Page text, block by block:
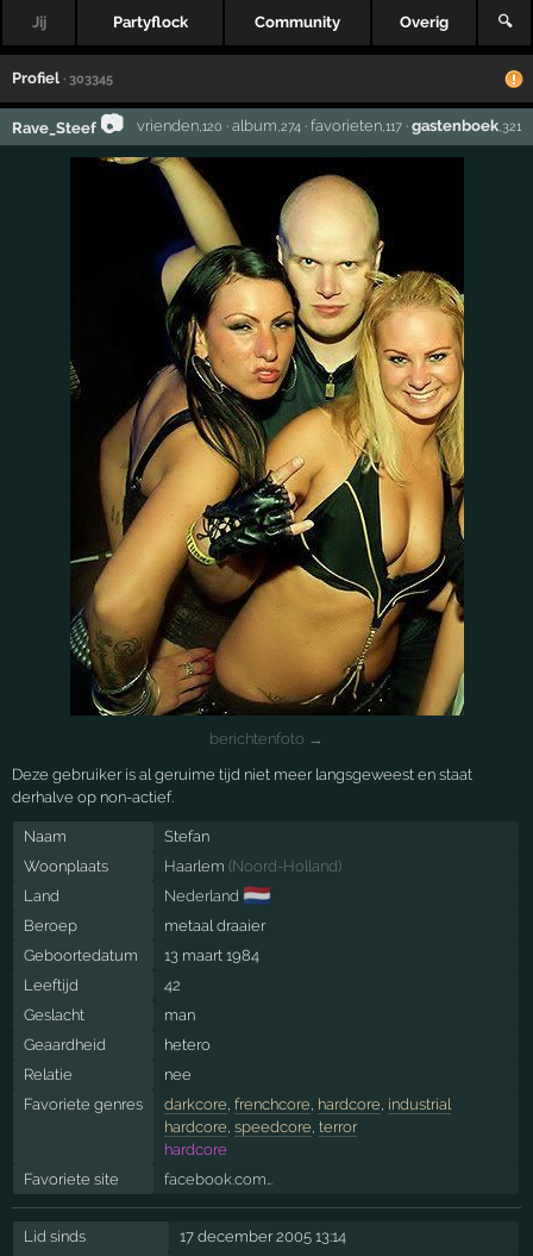
Jij Partyflock Community Overig 🔍
Profiel · 303345
Rave_Steef 📷 vrienden,120 · album ,274· favorieten,117· gastenboek,321
berichtenfoto →
Deze gebruiker is al geruime tijd niet meer langsgeweest en staat
derhalve op non-actief.
Naam
Stefan
Woonplaats
Haarlem (Noord-Holland)
Land
Nederland 🇳🇱
Beroep
metaal draaier
Geboortedatum
13 maart 1984
Leeftijd
42
Geslacht
man
Geaardheid
hetero
Relatie
nee
Favoriete genres
darkcore frenchcore hardcore industrial
hardcore speedcore terror
hardcore
Favoriete site
facebook.com…
Lid sinds
17 december 2005 13:14